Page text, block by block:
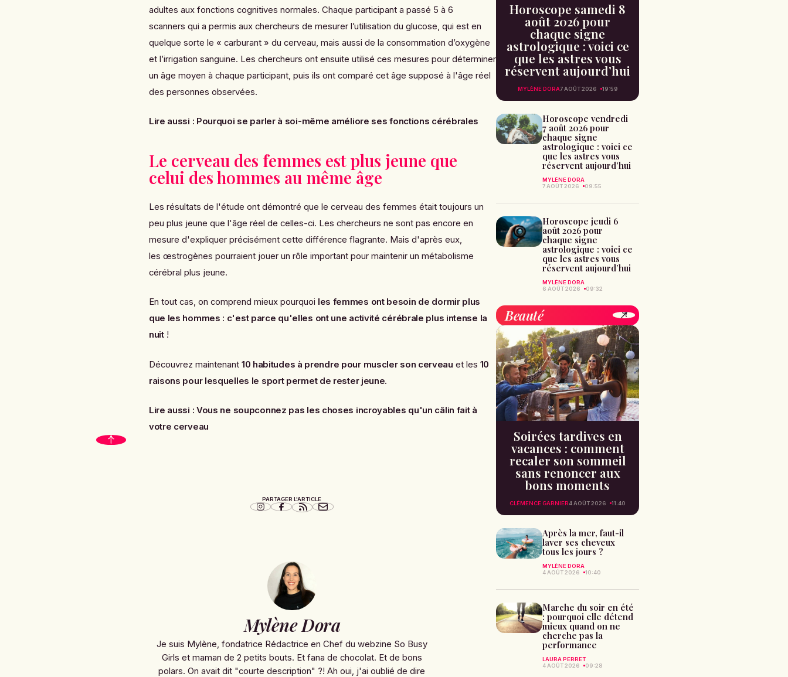
adultes aux fonctions cognitives normales. Chaque participant a passé 5 à 6
scanners qui a permis aux chercheurs de mesurer l’utilisation du glucose, qui est en
quelque sorte le « carburant » du cerveau, mais aussi de la consommation d’oxygène
et l’irrigation sanguine. Les chercheurs ont ensuite utilisé ces mesures pour déterminer
un âge moyen à chaque participant, puis ils ont comparé cet âge supposé à l'âge réel
des personnes observées.
Lire aussi : Pourquoi se parler à soi-même améliore ses fonctions cérébrales
Le cerveau des femmes est plus jeune que
celui des hommes au même âge
Les résultats de l'étude ont démontré que le cerveau des femmes était toujours un
peu plus jeune que l'âge réel de celles-ci. Les chercheurs ne sont pas encore en
mesure d'expliquer précisément cette différence flagrante. Mais d'après eux,
les œstrogènes pourraient jouer un rôle important pour maintenir un métabolisme
cérébral plus jeune.
En tout cas, on comprend mieux pourquoi les femmes ont besoin de dormir plus
que les hommes : c'est parce qu'elles ont une activité cérébrale plus intense la
nuit!
Découvrez maintenant 10 habitudes à prendre pour muscler son cerveau et les 10
raisons pour lesquelles le sport permet de rester jeune.
Lire aussi : Vous ne soupconnez pas les choses incroyables qu'un câlin fait à
votre cerveau
PARTAGER L'ARTICLE
Mylène Dora
Je suis Mylène, fondatrice Rédactrice en Chef du webzine So Busy
Girls et maman de 2 petits bouts. Et fana de chocolat. Et de bons
polars. On avait dit "courte description" ?! Ah oui, j'ai oublié de dire
Horoscope samedi 8
août 2026 pour
chaque signe
astrologique : voici ce
que les astres vous
réservent aujourd’hui
MYLÈNE DORA7 AOÛT 2026 19:59
Horoscope vendredi
7 août 2026 pour
chaque signe
astrologique : voici ce
que les astres vous
réservent aujourd’hui
MYLÈNE DORA
7 AOÛT 2026
09:55
Horoscope jeudi 6
août 2026 pour
chaque signe
astrologique : voici ce
que les astres vous
réservent aujourd’hui
MYLÈNE DORA
6 AOÛT 2026
09:32
Beauté
Soirées tardives en
vacances : comment
recaler son sommeil
sans renoncer aux
bons moments
CLÉMENCE GARNIER4 AOÛT 2026 11:40
Après la mer, faut-il
laver ses cheveux
tous les jours ?
MYLÈNE DORA
4 AOÛT 2026
10:40
Marche du soir en été
: pourquoi elle détend
mieux quand on ne
cherche pas la
performance
LAURA PERRET
4 AOÛT 2026
09:28